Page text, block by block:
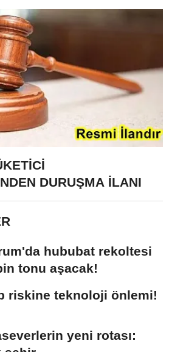
DURUŞMA İLANI
hububat rekoltesi
tonu aşacak!
riskine teknoloji önlemi!
yeni rotası: